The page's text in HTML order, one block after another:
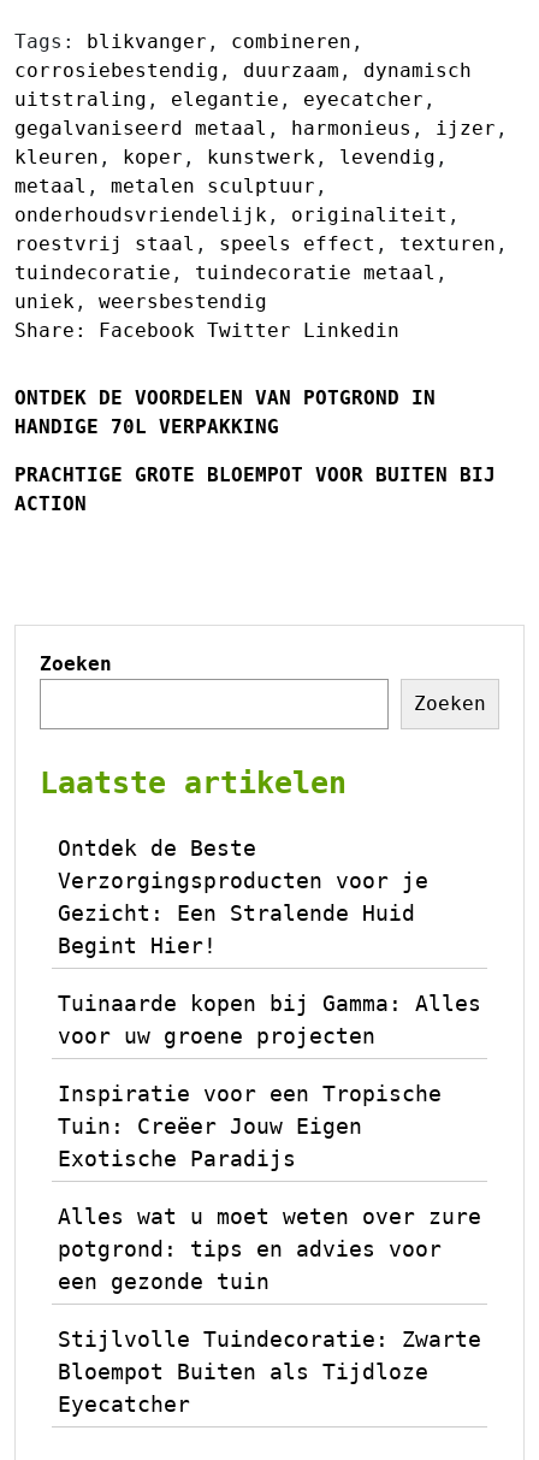
Tags: blikvanger , combineren ,
corrosiebestendig , duurzaam , dynamisch
uitstraling , elegantie , eyecatcher ,
gegalvaniseerd metaal , harmonieus , ijzer ,
kleuren , koper , kunstwerk , levendig ,
metaal , metalen sculptuur ,
onderhoudsvriendelijk , originaliteit ,
roestvrij staal , speels effect , texturen ,
tuindecoratie , tuindecoratie metaal ,
uniek , weersbestendig
Share:
Facebook Twitter Linkedin
ONTDEK DE VOORDELEN VAN POTGROND IN
HANDIGE 70L VERPAKKING
PRACHTIGE GROTE BLOEMPOT VOOR BUITEN BIJ
ACTION
Zoeken
Zoeken
Laatste artikelen
Ontdek de Beste
Verzorgingsproducten voor je
Gezicht: Een Stralende Huid
Begint Hier!
Tuinaarde kopen bij Gamma: Alles
voor uw groene projecten
Inspiratie voor een Tropische
Tuin: Creëer Jouw Eigen
Exotische Paradijs
Alles wat u moet weten over zure
potgrond: tips en advies voor
een gezonde tuin
Stijlvolle Tuindecoratie: Zwarte
Bloempot Buiten als Tijdloze
Eyecatcher